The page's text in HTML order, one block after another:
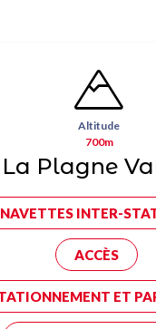
Altitude
700m
La Plagne
NAVETTES INTER-
ACCÈS
ET